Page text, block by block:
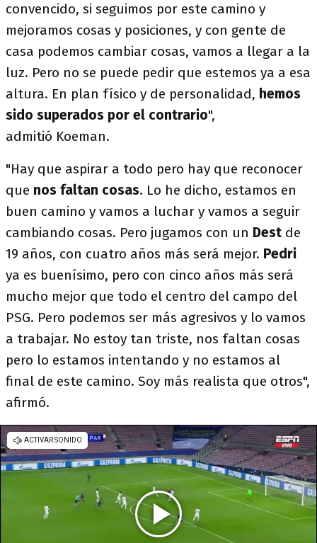
convencido, si seguimos por este camino y
mejoramos cosas y posiciones, y con gente de
casa podemos cambiar cosas, vamos a llegar a la
luz. Pero no se puede pedir que estemos ya a esa
altura. En plan físico y de personalidad, hemos
sido superados por el contrario",
admitió Koeman.
"Hay que aspirar a todo pero hay que reconocer
que nos faltan cosas. Lo he dicho, estamos en
buen camino y vamos a luchar y vamos a seguir
cambiando cosas. Pero jugamos con un Dest de
19 años, con cuatro años más será mejor. Pedri
ya es buenísimo, pero con cinco años más será
mucho mejor que todo el centro del campo del
PSG. Pero podemos ser más agresivos y lo vamos
a trabajar. No estoy tan triste, nos faltan cosas
pero lo estamos intentando y no estamos al
final de este camino. Soy más realista que otros",
afirmó.